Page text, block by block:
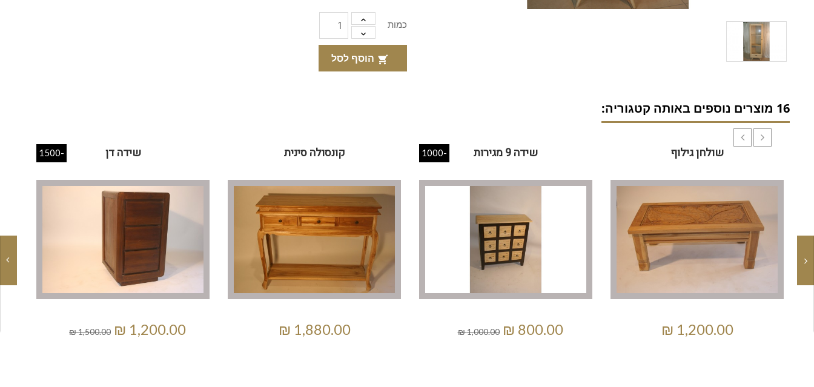
כמות

16 מוצרים נוספים באותה קטגוריה:
שידה דן -1500 קונסולה סינית
‏1,880.00 ₪
שידה 9 מגירות -1000
‏800.00 ₪
‏1,000.00 ₪
שולחן גילוף
‏1,200.00 ₪